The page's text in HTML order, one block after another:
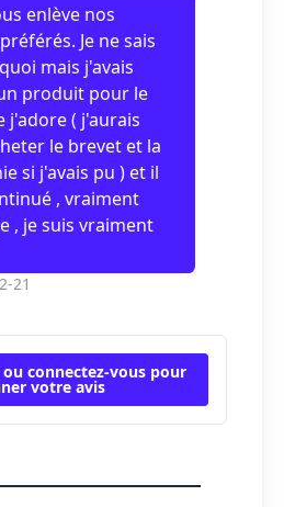
enlève nos
Je ne sais
mais j'avais
produit pour le
j'adore ( j'aurais
le brevet et la
si j'avais pu ) et il
, vraiment
, je suis vraiment
21
connectez-vous pour
votre avis